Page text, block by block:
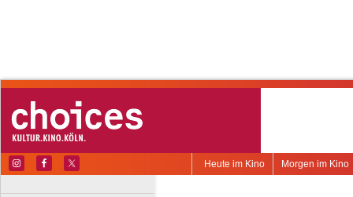
Morgen im Kino
Heute im Kino